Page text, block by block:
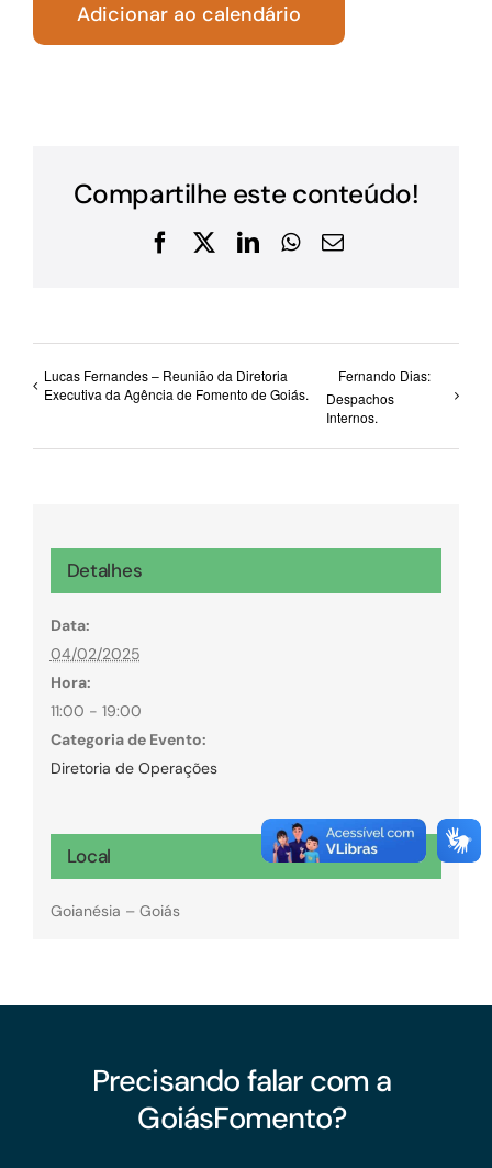
Adicionar ao calendário
Compartilhe este conteúdo!
Facebook
X LinkedInWhatsApp
E-
Lucas Fernandes – Reunião da Diretoria
Executiva da Agência de Fomento de Goiás.
Fernando Dias:
Despachos
Internos.
Detalhes
Data:
04/02/2025
Hora:
11:00 - 19:00
Categoria de Evento:
Diretoria de Operações
Local
Goianésia – Goiás
Precisando falar com a
GoiásFomento?